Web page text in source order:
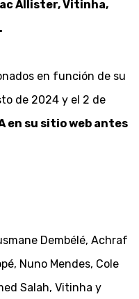
Allister, Vitinha,
en función de su
de 2024 y el 2 de
en su sitio web antes
Dembélé, Achraf
Nuno Mendes, Cole
Salah, Vitinha y